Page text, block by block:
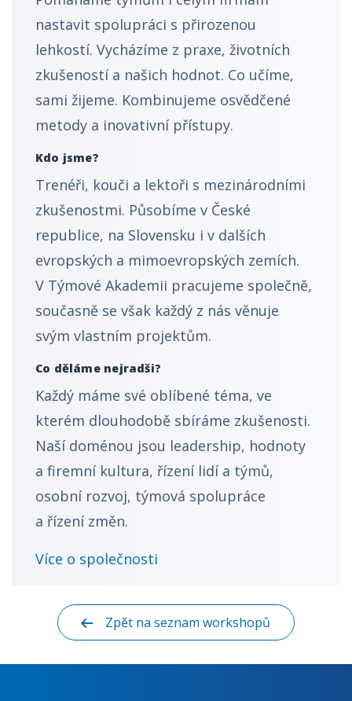
nastavit spolupráci s přirozenou
lehkostí. Vycházíme z praxe, životních
zkušeností a našich hodnot. Co učíme,
sami žijeme. Kombinujeme osvědčené
metody a inovativní přístupy.
Kdo jsme?
Trenéři, kouči a lektoři s mezinárodními
zkušenostmi. Působíme v České
republice, na Slovensku i v dalších
evropských a mimoevropských zemích.
V Týmové Akademii pracujeme společně,
současně se však každý z nás věnuje
svým vlastním projektům.
Co děláme nejradši?
Každý máme své oblíbené téma, ve
kterém dlouhodobě sbíráme zkušenosti.
Naší doménou jsou leadership, hodnoty
a firemní kultura, řízení lidí a týmů,
osobní rozvoj, týmová spolupráce
a řízení změn.
Více o společnosti
Zpět na seznam workshopů